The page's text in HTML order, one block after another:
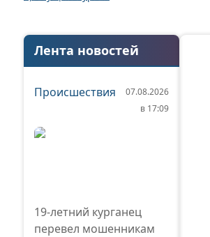
Лента новостей
Происшествия
07.08.2026
в 17:09
19-летний курганец
перевел мошенникам